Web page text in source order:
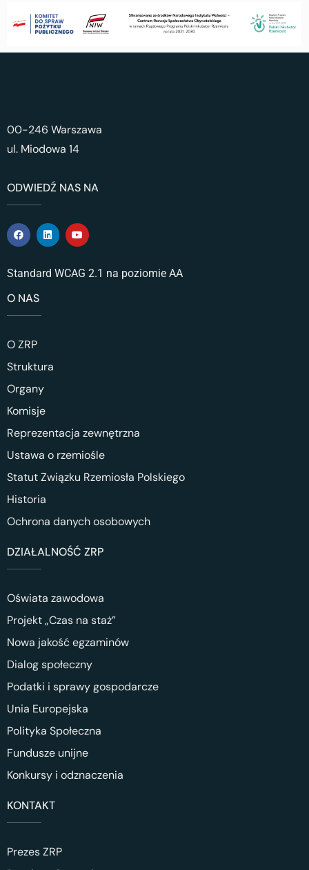
00-246 Warszawa
ul. Miodowa 14
ODWIEDŹ NAS NA
Standard WCAG 2.1 na poziomie AA
O NAS
O ZRP
Struktura
Organy
Komisje
Reprezentacja zewnętrzna
Ustawa o rzemiośle
Statut Związku Rzemiosła Polskiego
Historia
Ochrona danych osobowych
DZIAŁALNOŚĆ ZRP
Oświata zawodowa
Projekt „Czas na staż”
Nowa jakość egzaminów
Dialog społeczny
Podatki i sprawy gospodarcze
Unia Europejska
Polityka Społeczna
Fundusze unijne
Konkursy i odznaczenia
KONTAKT
Prezes ZRP